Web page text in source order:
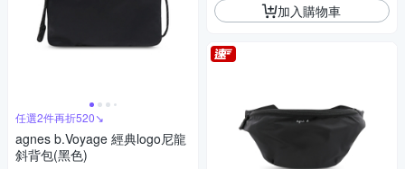
任選2件再折520↘
agnes b.Voyage 經典logo尼龍
斜背包(黑色)
加入購物車